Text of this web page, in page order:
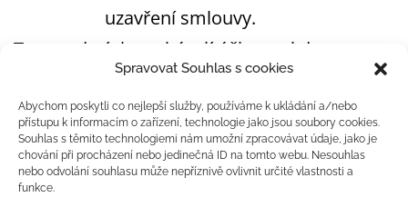
Spravovat Souhlas s cookies
Abychom poskytli co nejlepší služby, používáme k ukládání a/nebo
přístupu k informacím o zařízení, technologie jako jsou soubory cookies.
Souhlas s těmito technologiemi nám umožní zpracovávat údaje, jako je
chování při procházení nebo jedinečná ID na tomto webu. Nesouhlas
nebo odvolání souhlasu může nepříznivě ovlivnit určité vlastnosti a
funkce.
uzavření smlouvy.
Tyto podmínky nabývají účinnosti dnem
Tel: 777989666